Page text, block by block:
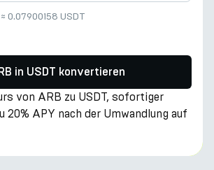
≈ 0.07900158 USDT
in USDT konvertieren
von ARB zu USDT, sofortiger
20% APY nach der Umwandlung auf